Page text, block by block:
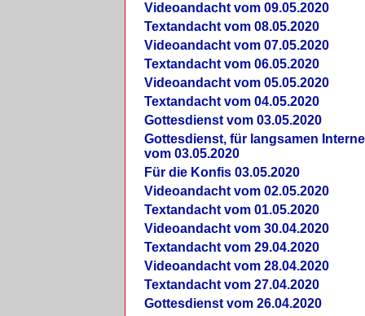
Videoandacht vom 09.05.2020
Textandacht vom 08.05.2020
Videoandacht vom 07.05.2020
Textandacht vom 06.05.2020
Videoandacht vom 05.05.2020
Textandacht vom 04.05.2020
Gottesdienst vom 03.05.2020
Gottesdienst, für langsamen
vom 03.05.2020
Für die Konfis 03.05.2020
Videoandacht vom 02.05.2020
Textandacht vom 01.05.2020
Videoandacht vom 30.04.2020
Textandacht vom 29.04.2020
Videoandacht vom 28.04.2020
Textandacht vom 27.04.2020
Gottesdienst vom 26.04.2020